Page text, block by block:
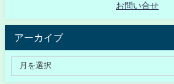
お問い合せ
アーカイブ